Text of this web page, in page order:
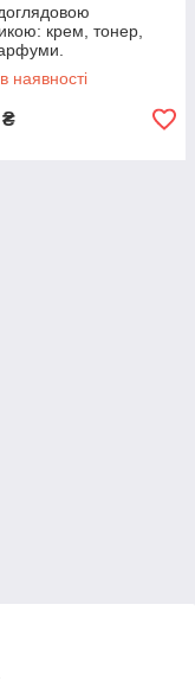
крем, тонер,
наявності
₴